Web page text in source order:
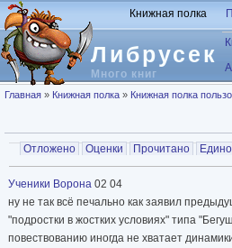
Перейти к основному содержанию
Либрусек
Много книг
Книжная полка
Вы здесь
Главная » Книжная полка » Книжная полка
Главные вкладки
Отложено Оценки Прочитано
Вторичные вкладки
Ученики Ворона 02 04
ну не так всё печально как заявил
"подростки в жостких условиях" типа
повествованию иногда не хватает